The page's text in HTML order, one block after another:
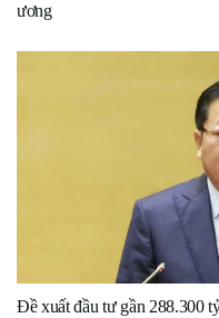
ương
Đề xuất đầu tư gần 288.300